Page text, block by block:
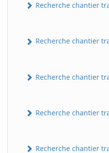
Recherche chantier
Recherche chantier
Recherche chantier
Recherche chantier
Recherche chantier